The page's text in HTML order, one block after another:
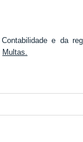
e da
Multas.